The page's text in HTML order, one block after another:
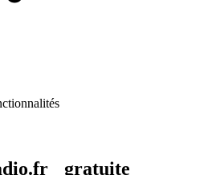
gratuite